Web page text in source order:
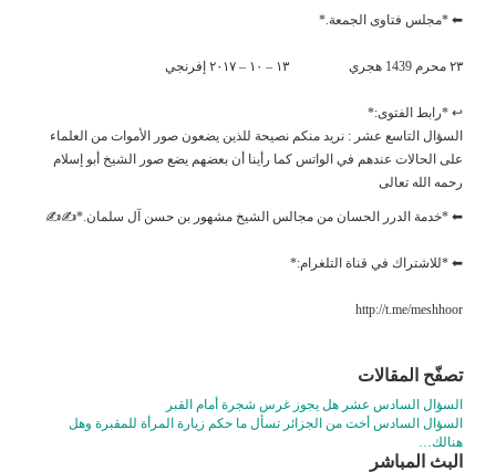
⬅ *مجلس فتاوى الجمعة.*
٢٣ محرم 1439 هجري ١٣ – ١٠ – ٢٠١٧ إفرنجي
↩ *رابط الفتوى:*
السؤال التاسع عشر : نريد منكم نصيحة للذين يضعون صور الأموات من العلماء
على الحالات عندهم في الواتس كما رأينا أن بعضهم يضع صور الشيخ أبو إسلام
رحمه الله تعالى
⬅ *خدمة الدرر الحسان من مجالس الشيخ مشهور بن حسن آل سلمان.*✍✍
⬅ *للاشتراك في قناة التلغرام:*
http://t.me/meshhoor
تصفّح المقالات
السؤال السادس عشر هل يجوز غرس شجرة أمام القبر
السؤال السادس أخت من الجزائر تسأل ما حكم زيارة المرأة للمقبرة وهل
هنالك…
البث المباشر